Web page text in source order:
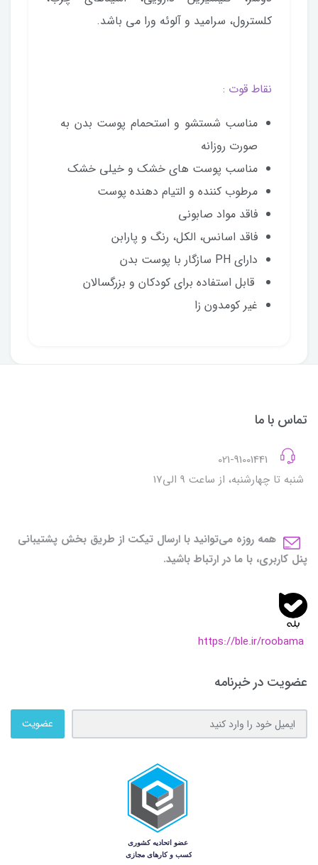
کلسترول، سرامید و آلوئه ورا می باشد.
نقاط قوت :
مناسب شستشو و استحمام پوست بدن به
صورت روزانه
مناسب پوست های خشک و خیلی خشک
مرطوب کننده و التیام دهنده پوست
فاقد مواد صابونی
فاقد اسانس، الکل، رنگ و پارابن
دارای PH سازگار با پوست بدن
قابل استفاده برای کودکان و بزرگسالان
غیر کومدون زا
تماس با ما
شنبه تا چهارشنبه، از ساعت 9 الی17
همه روزه می‌توانید با ارسال تیکت از طریق بخش پشتیبانی
پنل کاربری، با ما در ارتباط باشید.
https://ble.ir/roobama
عضویت در خبرنامه
عضویت